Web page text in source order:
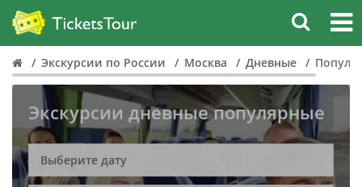
Экскурсии по России Москва Дневные
Экскурсии дневные популярные